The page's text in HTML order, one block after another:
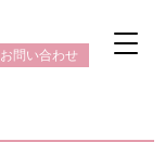
お問い合わせ